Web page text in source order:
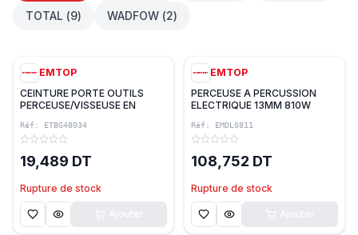
TOTAL (9) WADFOW (2)
EMTOP
CEINTURE PORTE OUTILS
PERCEUSE/VISSEUSE EN
Réf: ETBG48034
19,489 DT
Rupture de stock
EMTOP
PERCEUSE A PERCUSSION
ELECTRIQUE 13MM 810W
Réf: EMDL0811
108,752 DT
Rupture de stock